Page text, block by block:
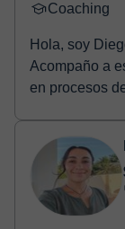
Coaching
Hola, soy
Acompaño a
en procesos